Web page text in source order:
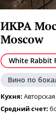
ИКРА
Moscow
White Rabbit
Вино по
Кухня: Авторская
Средний счет: